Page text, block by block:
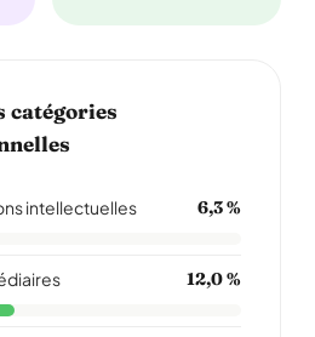
catégories
intellectuelles 6,3 %
12,0 %